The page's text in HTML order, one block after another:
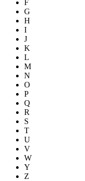
F
G
H
I
J
K
L
M
N
O
P
Q
R
S
T
U
V
W
Y
Z